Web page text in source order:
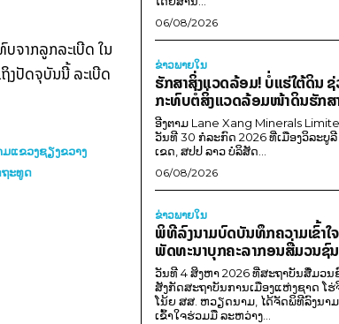
ຈາກລູກລະເບີດ ໃນ
ງປັດຈຸບັນນີ້ ລະເບີດ
ແຂວງຊຽງຂວາງ
ຖະ​ທູດ
06/08/2026
ຂ່າວພາຍ​ໃນ
ຮັກສາສິ່ງແວດລ້ອມ! ບໍ່ແຮ່ໃຕ້ດິນ
ກະທົບຕໍ່ສິ່ງແວດລ້ອມໜ້າດິນຮັກ
ອີງຕາມ Lane Xang Minerals
ວັນທີ 30 ກໍລະກົດ 2026 ທີ່ເມືອງວິລະບູ
ເຂດ, ສປປ ລາວ ບໍລິສັດ...
06/08/2026
ຂ່າວພາຍ​ໃນ
ພິທີລົງນາມບົດບັນທຶກຄວາມເຂົ້າໃ
ພັດທະນາບຸກຄະລາກອນສື່ມວນຊົ
ວັນທີ 4 ສິງຫາ 2026 ທີ່ສະຖາບັນສື່ມວນ
ສັງກັດສະຖາບັນການເມືອງແຫ່ງຊາດ ໂ
ໂນ້ຍ ສສ. ຫວຽດນາມ, ໄດ້ຈັດພິທີລົງນາ
ເຂົ້າໃຈຮ່ວມມື ລະຫວ່າງ...